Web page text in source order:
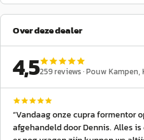
Over deze dealer
4,5259reviews ·Pouw Kampen,
“Vandaag onze cupra formentor
afgehandeld door Dennis. Alles